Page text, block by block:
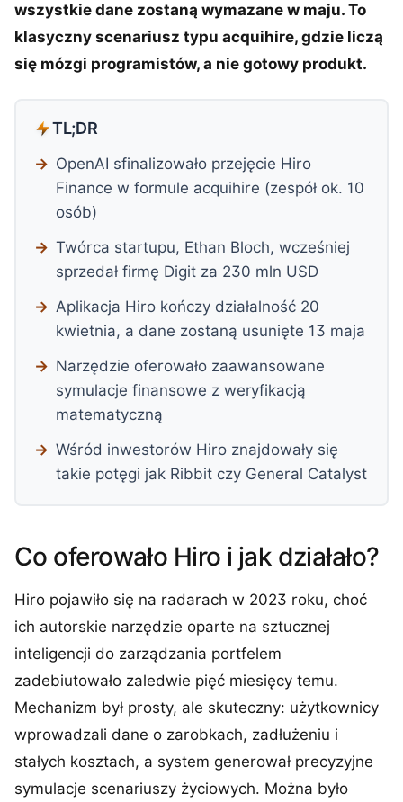
wszystkie dane zostaną wymazane w maju. To
klasyczny scenariusz typu acquihire, gdzie liczą
się mózgi programistów, a nie gotowy produkt.
TL;DR
OpenAI sfinalizowało przejęcie Hiro
Finance w formule acquihire (zespół ok. 10
osób)
Twórca startupu, Ethan Bloch, wcześniej
sprzedał firmę Digit za 230 mln USD
Aplikacja Hiro kończy działalność 20
kwietnia, a dane zostaną usunięte 13 maja
Narzędzie oferowało zaawansowane
symulacje finansowe z weryfikacją
matematyczną
Wśród inwestorów Hiro znajdowały się
takie potęgi jak Ribbit czy General Catalyst
Co oferowało Hiro i jak działało?
Hiro pojawiło się na radarach w 2023 roku, choć
ich autorskie narzędzie oparte na sztucznej
inteligencji do zarządzania portfelem
zadebiutowało zaledwie pięć miesięcy temu.
Mechanizm był prosty, ale skuteczny: użytkownicy
wprowadzali dane o zarobkach, zadłużeniu i
stałych kosztach, a system generował precyzyjne
symulacje scenariuszy życiowych. Można było